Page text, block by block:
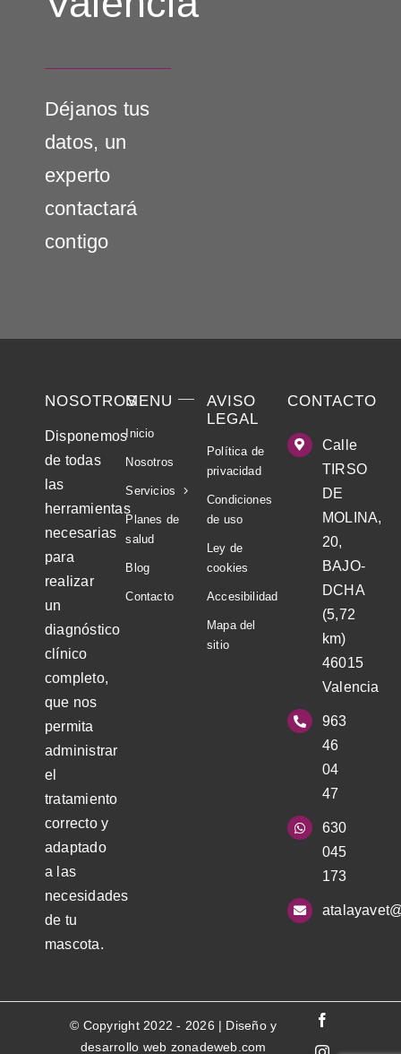
Déjanos tus
datos, un
experto
contactará
contigo
NOSOTROS
Disponemos
de todas
las
herramientas
necesarias
para
realizar
un
diagnóstico
clínico
completo,
que nos
permita
administrar
el
tratamiento
correcto y
adaptado
a las
necesidades
de tu
mascota.
MENU
Inicio
Nosotros
Servicios
Planes de
salud
Blog
Contacto
AVISO
LEGAL
Política de
privacidad
Condiciones
de uso
Ley de
cookies
Accesibilidad
Mapa del
sitio
CONTACTO
Calle
TIRSO
DE
MOLINA,
20,
BAJO-
DCHA
(5,72
km)
46015
Valencia
963
46
04
47
630
045
173
© Copyright 2022 - 2026 | Diseño y
desarrollo web zonadeweb.com